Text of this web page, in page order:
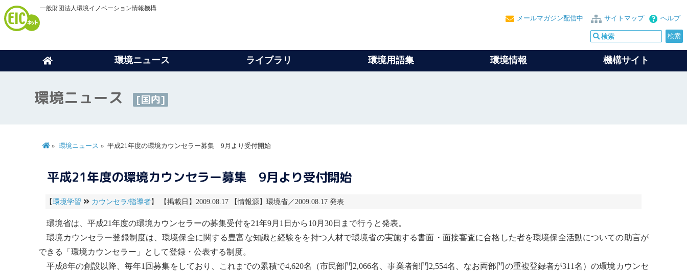
一般財団法人環境イノベーション情報機構
ヘルプ
サイトマップ
メールマガジン配信中
環境ニュース ライブラリ 環境用語集 環境情報 機構サイト
環境ニュース [国内]
環境ニュース 平成21年度の環境カウンセラー募集 9月より受付開始
平成21年度の環境カウンセラー募集 9月より受付開始
【環境学習 カウンセラ/指導者】 【掲載日】2009.08.17 【情報源】環境省／2009.08.17 発表
環境省は、平成21年度の環境カウンセラーの募集受付を21年9月1日から10月30日まで行うと発表。
環境カウンセラー登録制度は、環境保全に関する豊富な知識と経験をを持つ人材で環境省の実施する書面・面接審査に合格した者を環境保全活動についての助言が
できる「環境カウンセラー 」として登録・公表する制度。
平成8年の創設以降、毎年1回募集をしており、これまでの累積で4,620名（市民部門2,066名、事業者部門2,554名、なお両部門の重複登録者が311名）の環境カウンセ